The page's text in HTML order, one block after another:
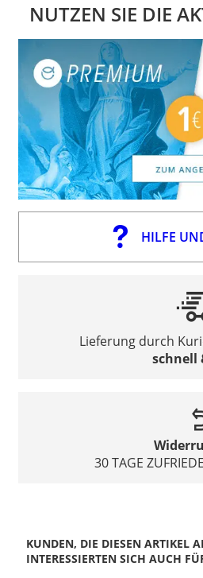
NUTZEN SIE DIE
HILFE
Lieferung durch
schnell
30 TAGE
KUNDEN, DIE DIESEN ARTIKEL
INTERESSIERTEN SICH AUCH